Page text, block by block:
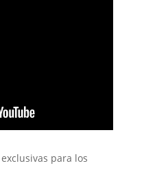
para los